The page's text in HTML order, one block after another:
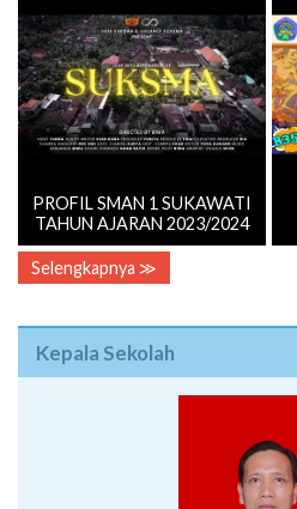
PROFIL SMAN 1 SUKAWATI
TAHUN AJARAN 2023/2024
Selengkapnya ≫
Kepala Sekolah